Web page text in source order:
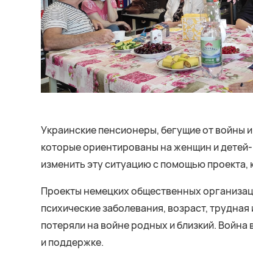
Украинские пенсионеры, бегущие от войны
которые ориентированы на женщин и
изменить эту ситуацию с помощью
Проекты немецких общественных
психические заболевания, возраст,
потеряли на войне родных и близкий.
и поддержке.